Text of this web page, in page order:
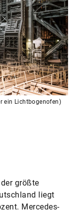
ein Lichtbogenofen)
größte
liegt
Mercedes-